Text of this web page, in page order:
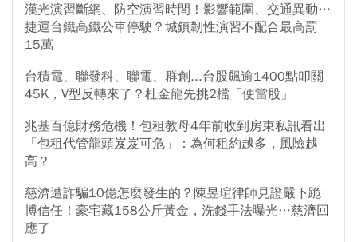
漢光演習斷網、防空演習時間！影響範圍、交通異動…
捷運台鐵高鐵公車停駛？城鎮韌性演習不配合最高罰
15萬
台積電、聯發科、聯電、群創...台股飆逾1400點叩關
45K，V型反轉來了？杜金龍先挑2檔「便當股」
兆基百億財務危機！包租教母4年前收到房東私訊看出
「包租代管龍頭岌岌可危」：為何租約越多，風險越
高？
慈濟遭詐騙10億怎麼發生的？陳昱瑄律師見證嚴下跪
博信任！豪宅藏158公斤黃金，洗錢手法曝光…慈濟回
應了